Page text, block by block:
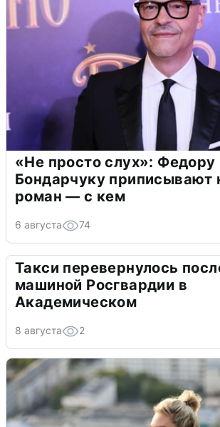
«Не просто слух»: Федору
Бондарчуку приписывают
роман — с кем
6 августа 74
Такси перевернулось
машиной Росгвардии в
Академическом
8 августа 2